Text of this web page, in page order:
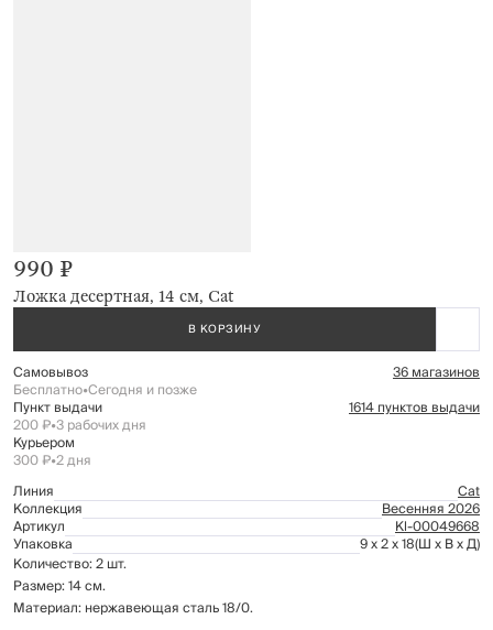
Ложка десертная, 14 см, Cat
990 ₽
В КОРЗИНУ
Самовывоз 36 магазинов
Бесплатно•Сегодня и позже
Пункт выдачи 1614 пунктов выдачи
200 ₽•3 рабочих дня
Курьером
300 ₽•2 дня
Линия
Cat
Коллекция Весенняя 2026
Артикул Kl-00049668
Упаковка 9 x 2 x 18(Ш x В x Д)
Количество: 2 шт.
Размер: 14 см.
Материал: нержавеющая сталь 18/0.